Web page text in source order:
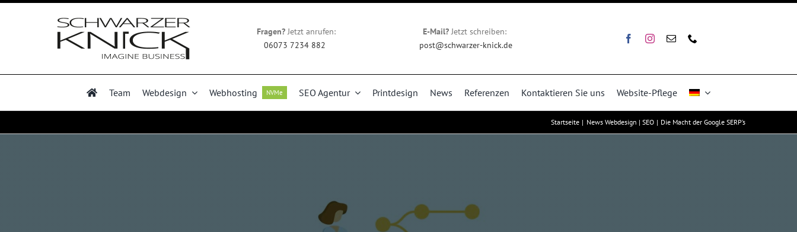
Fragen?Jetzt anrufen:
06073 7234 882
E-Mail?Jetzt schreiben:
post@schwarzer-knick.de
Team Webdesign Webhosting NVMe SEO Agentur Printdesign News Referenzen Kontaktieren Sie uns Website-Pflege
Startseite News Webdesign | SEO Die Macht der Google SERP’s